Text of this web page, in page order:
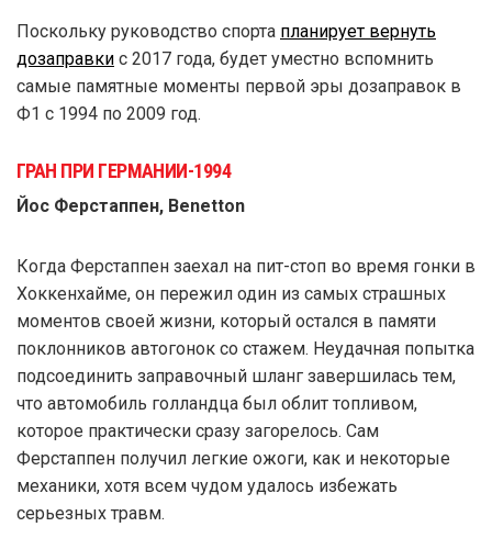
Поскольку руководство спорта планирует вернуть
дозаправки с 2017 года, будет уместно вспомнить
самые памятные моменты первой эры дозаправок в
Ф1 с 1994 по 2009 год.
ГРАН ПРИ ГЕРМАНИИ-1994
Йос Ферстаппен, Benetton
Когда Ферстаппен заехал на пит-стоп во время гонки в
Хоккенхайме, он пережил один из самых страшных
моментов своей жизни, который остался в памяти
поклонников автогонок со стажем. Неудачная попытка
подсоединить заправочный шланг завершилась тем,
что автомобиль голландца был облит топливом,
которое практически сразу загорелось. Сам
Ферстаппен получил легкие ожоги, как и некоторые
механики, хотя всем чудом удалось избежать
серьезных травм.